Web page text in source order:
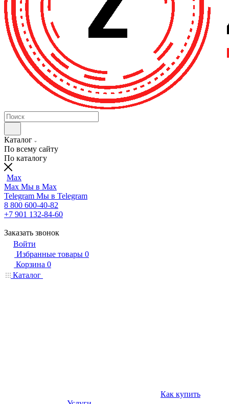
Каталог
По всему сайту
По каталогу
Max
Max Мы в Max
Telegram Мы в Telegram
8 800 600-40-82
+7 901 132-84-60
Заказать звонок
Войти
Избранные товары 0
Корзина 0
Каталог
Как купить